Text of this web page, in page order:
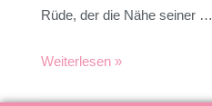
Rüde, der die Nähe seiner …
Weiterlesen »